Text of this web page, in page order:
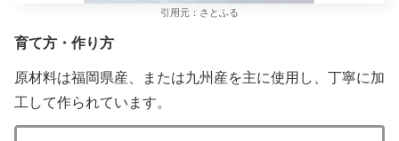
引用元：さとふる
育て方・作り方
原材料は福岡県産、または九州産を主に使用し、丁寧に加
工して作られています。